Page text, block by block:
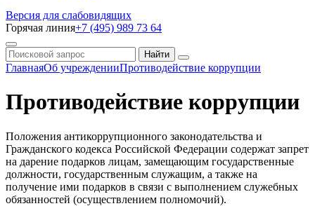
Версия для слабовидящих
Горячая линия+7 (495) 989 73 64
ГлавнаяОб учрежденииПротиводействие коррупции
Противодействие коррупции
Положения антикоррупционного законодательства и
Гражданского кодекса Российской Федерации содержат запрет
на дарение подарков лицам, замещающим государственные
должности, государственным служащим, а также на
получение ими подарков в связи с выполнением служебных
обязанностей (осуществлением полномочий).